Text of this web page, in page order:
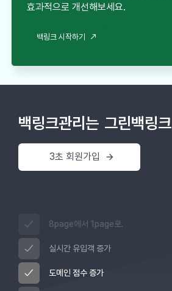
효과적으로 개선해보세요.
백링크 시작하기
백링크관리는 그린백링크
3초 회원가입
8page에서 1page로.
실시간 유입객 증가
도메인 점수 증가